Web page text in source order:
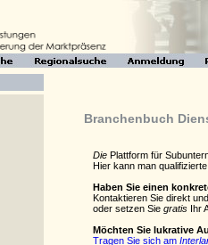
Branchenbuch
Die Plattform für
Hier kann man
Haben Sie einen
Kontaktieren Sie direkt
oder setzen Sie gratis Ihr
Möchten Sie lukrative
Tragen Sie sich am